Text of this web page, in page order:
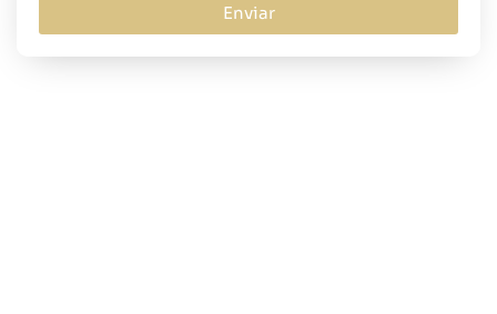
Enviar